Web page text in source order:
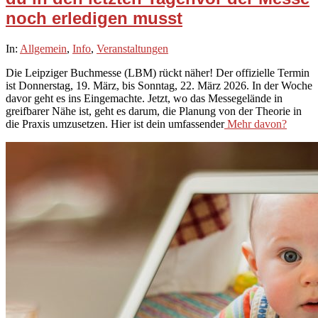
noch erledigen musst
2026-
01
In: Allgemein, Info, Veranstaltungen
Die Leipziger Buchmesse (LBM) rückt näher! Der offizielle Termin
ist Donnerstag, 19. März, bis Sonntag, 22. März 2026. In der Woche
davor geht es ins Eingemachte. Jetzt, wo das Messegelände in
greifbarer Nähe ist, geht es darum, die Planung von der Theorie in
die Praxis umzusetzen. Hier ist dein umfassenderMehr davon?